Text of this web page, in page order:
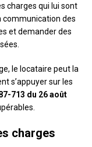
charges qui lui sont
communication des
et demander des
le locataire peut la
s’appuyer sur les
713 du 26 août
charges